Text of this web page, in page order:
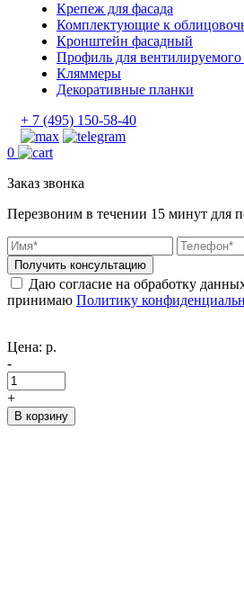
Крепеж для фасада
Комплектующие к
Кронштейн фасадный
Профиль для вентилируемого
Кляммеры
Декоративные планки
+ 7 (495) 150-58-40
0
Заказ звонка
Перезвоним в течении 15 минут для
Получить консультацию
Даю согласие на обработку
принимаю Политику
Цена: р.
-
+
В корзину